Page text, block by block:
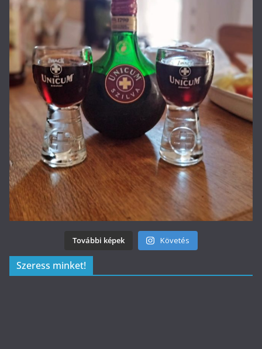
További képek Követés
Szeress minket!